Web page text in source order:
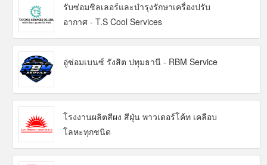
รับซ่อมชิลเลอร์และบำรุงรักษาเครื่องปรับ
อากาศ - T.S Cool Services
อู่ซ่อมเบนซ์ รังสิต ปทุมธานี - RBM Service
โรงงานผลิตสีผง สีฝุ่น พาวเดอร์โค้ท เคลือบ
โลหะทุกชนิด